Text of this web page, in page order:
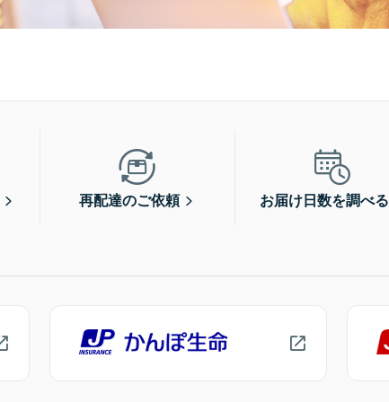
再配達のご依頼 お届け日数を調べる